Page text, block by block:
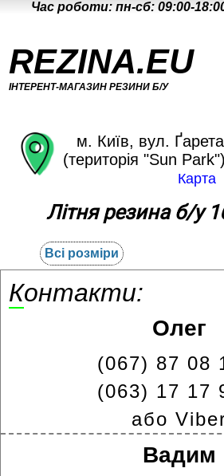
Час роботи: пн-сб: 09:00-
REZINA.EU
ІНТЕРЕНТ-МАГАЗИН РЕЗИНИ Б/У
м. Київ, вул.
(територія "Sun
Карта
Літня резина б/у
Всі розміри
Контакти:
Олег
(067) 87 08
(063) 17 17
або
Вадим